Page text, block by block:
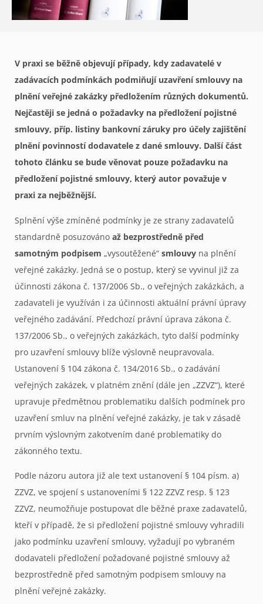
V praxi se běžně objevují případy, kdy zadavatelé v
zadávacích podmínkách podmiňují uzavření smlouvy na
plnění veřejné zakázky předložením různých dokumentů.
Nejčastěji se jedná o požadavky na předložení pojistné
smlouvy, příp. listiny bankovní záruky pro účely zajištění
plnění povinností dodavatele z dané smlouvy. Další část
tohoto článku se bude věnovat pouze požadavku na
předložení pojistné smlouvy, který autor považuje v
praxi za nejběžnější.
Splnění výše zmíněné podmínky je ze strany zadavatelů
standardně posuzováno až bezprostředně před
samotným podpisem „vysoutěžené“ smlouvy na plnění
veřejné zakázky. Jedná se o postup, který se vyvinul již za
účinnosti zákona č. 137/2006 Sb., o veřejných zakázkách, a
zadavateli je využíván i za účinnosti aktuální právní úpravy
veřejného zadávání. Předchozí právní úprava zákona č.
137/2006 Sb., o veřejných zakázkách, tyto další podmínky
pro uzavření smlouvy blíže výslovně neupravovala.
Ustanovení § 104 zákona č. 134/2016 Sb., o zadávání
veřejných zakázek, v platném znění (dále jen „ZZVZ“), které
upravuje předmětnou problematiku dalších podmínek pro
uzavření smluv na plnění veřejné zakázky, je tak v zásadě
prvním výslovným zakotvením dané problematiky do
zákonného textu.
Podle názoru autora již ale text ustanovení § 104 písm. a)
ZZVZ, ve spojení s ustanoveními § 122 ZZVZ resp. § 123
ZZVZ, neumožňuje postupovat dle běžné praxe zadavatelů,
kteří v případě, že si předložení pojistné smlouvy vyhradili
jako podmínku uzavření smlouvy, vyžadují po vybraném
dodavateli předložení požadované pojistné smlouvy až
bezprostředně před samotným podpisem smlouvy na
plnění veřejné zakázky.